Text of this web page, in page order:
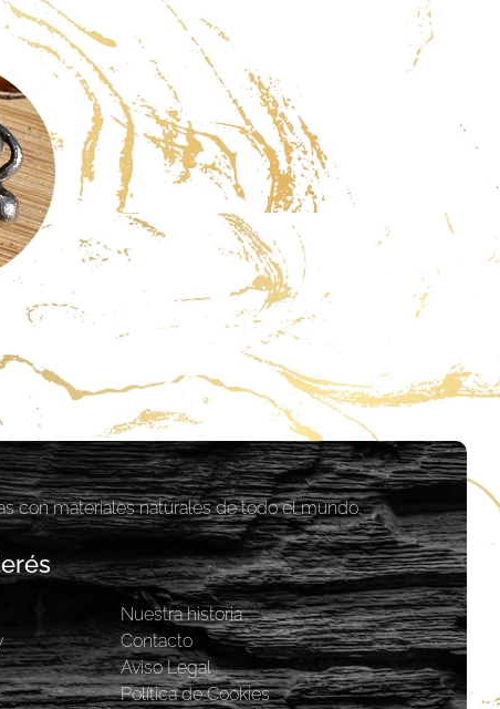
con materiales naturales de todo el mundo.
Nuestra historia
Contacto
Aviso Legal
Política de Cookies